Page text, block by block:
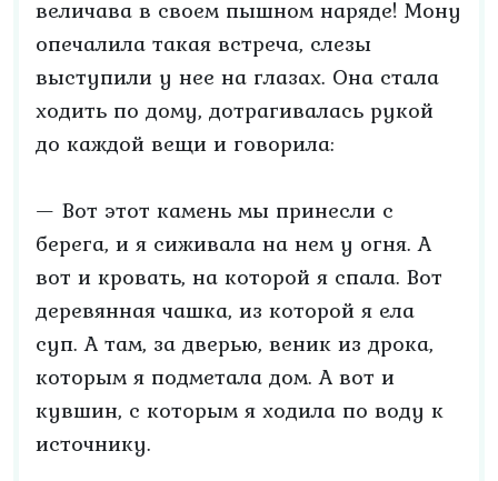
величава в своем пышном наряде! Мону
опечалила такая встреча, слезы
выступили у нее на глазах. Она стала
ходить по дому, дотрагивалась рукой
до каждой вещи и говорила:
— Вот этот камень мы принесли с
берега, и я сиживала на нем у огня. А
вот и кровать, на которой я спала. Вот
деревянная чашка, из которой я ела
суп. А там, за дверью, веник из дрока,
которым я подметала дом. А вот и
кувшин, с которым я ходила по воду к
источнику.